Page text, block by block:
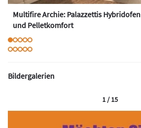
Multifire Archie: Palazzettis
und Pelletkomfort
Bildergalerien
1 / 15